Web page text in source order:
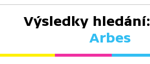
Výsledky hledání:
Arbes